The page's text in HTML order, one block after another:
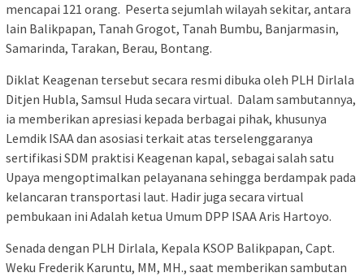
mencapai 121 orang. Peserta sejumlah wilayah sekitar, antara
lain Balikpapan, Tanah Grogot, Tanah Bumbu, Banjarmasin,
Samarinda, Tarakan, Berau, Bontang.
Diklat Keagenan tersebut secara resmi dibuka oleh PLH Dirlala
Ditjen Hubla, Samsul Huda secara virtual. Dalam sambutannya,
ia memberikan apresiasi kepada berbagai pihak, khusunya
Lemdik ISAA dan asosiasi terkait atas terselenggaranya
sertifikasi SDM praktisi Keagenan kapal, sebagai salah satu
Upaya mengoptimalkan pelayanana sehingga berdampak pada
kelancaran transportasi laut. Hadir juga secara virtual
pembukaan ini Adalah ketua Umum DPP ISAA Aris Hartoyo.
Senada dengan PLH Dirlala, Kepala KSOP Balikpapan, Capt.
Weku Frederik Karuntu, MM, MH., saat memberikan sambutan